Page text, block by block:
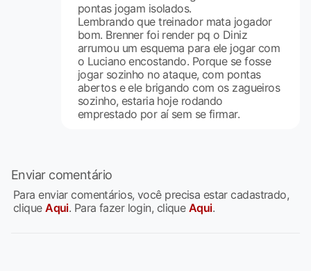
pontas jogam isolados.
Lembrando que treinador mata jogador
bom. Brenner foi render pq o Diniz
arrumou um esquema para ele jogar com
o Luciano encostando. Porque se fosse
jogar sozinho no ataque, com pontas
abertos e ele brigando com os zagueiros
sozinho, estaria hoje rodando
emprestado por aí sem se firmar.
Enviar comentário
Para enviar comentários, você precisa estar cadastrado,
cliqueAqui. Para fazer login, clique Aqui.